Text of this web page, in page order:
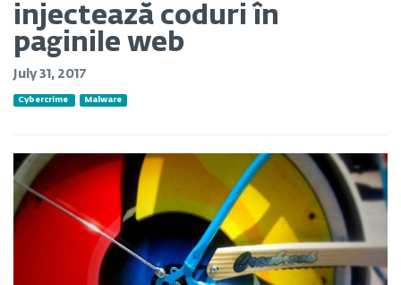
injectează coduri în
paginile web
July 31, 2017
Cybercrime Malware